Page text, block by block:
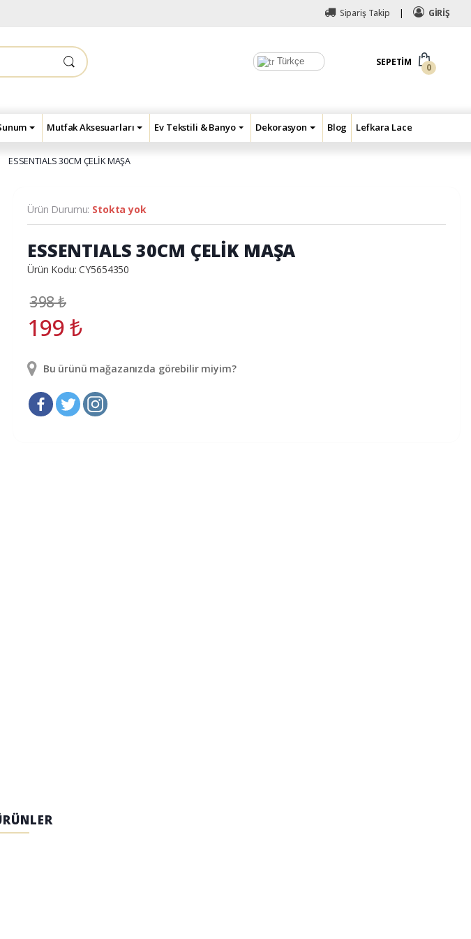
Sipariş Takip GİRİŞ
Türkçe SEPETIM
0
Mutfak Aksesuarları Ev Tekstili & Banyo Dekorasyon Blog Lefkara Lace
ESSENTIALS 30CM ÇELİK MAŞA
Ürün Durumu: Stokta yok
ESSENTIALS 30CM ÇELİK MAŞA
Ürün Kodu: CY5654350
398₺
199₺
Bu ürünü mağazanızda görebilir miyim?